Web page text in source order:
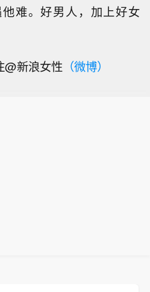
难。好男人，加上好女
@新浪女性 （微博）